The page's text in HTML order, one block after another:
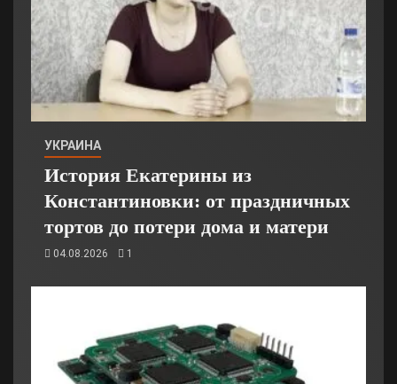
УКРАИНА
История Екатерины из
Константиновки: от праздничных
тортов до потери дома и матери
04.08.2026 1